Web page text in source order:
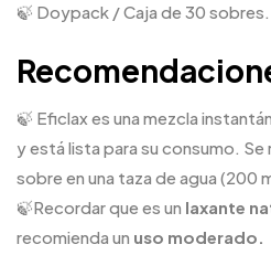
🍃 Doypack / Caja de 30 sobres.
🍃 Eficlax es una mezcla
y está lista para su consumo. Se
sobre en una taza de agua (200
🍃Recordar que es un laxante
recomienda un uso moderado.